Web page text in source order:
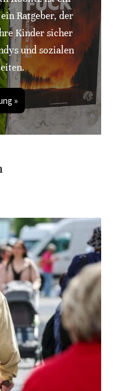
Ratgeber, der
Kinder sicher
und sozialen
»